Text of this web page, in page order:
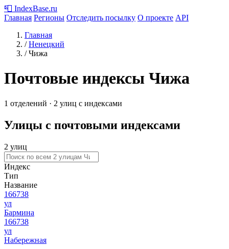
📮 IndexBase.ru
Главная Регионы Отследить посылку О проекте API
Главная
/ Ненецкий
/ Чижа
Почтовые индексы Чижа
1 отделений · 2 улиц с индексами
Улицы с почтовыми индексами
2 улиц
Индекс
Тип
Название
166738
ул
Бармина
166738
ул
Набережная